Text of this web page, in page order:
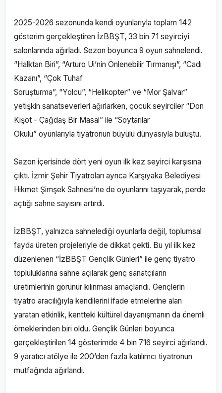
2025-2026 sezonunda kendi oyunlarıyla toplam 142
gösterim gerçekleştiren İzBBŞT, 33 bin 71 seyirciyi
salonlarında ağırladı. Sezon boyunca 9 oyun sahnelendi.
“Halktan Biri”, “Arturo Ui’nin Önlenebilir Tırmanışı”, “Cadı
Kazanı”, “Çok Tuhaf
Soruşturma”, “Yolcu”, “Helikopter” ve “Mor Şalvar”
yetişkin sanatseverleri ağırlarken, çocuk seyirciler “Don
Kişot - Çağdaş Bir Masal” ile “Soytarılar
Okulu” oyunlarıyla tiyatronun büyülü dünyasıyla buluştu.
Sezon içerisinde dört yeni oyun ilk kez seyirci karşısına
çıktı. İzmir Şehir Tiyatroları ayrıca Karşıyaka Belediyesi
Hikmet Şimşek Sahnesi’ne de oyunlarını taşıyarak, perde
açtığı sahne sayısını artırdı.
İzBBŞT, yalnızca sahnelediği oyunlarla değil, toplumsal
fayda üreten projeleriyle de dikkat çekti. Bu yıl ilk kez
düzenlenen “İzBBŞT Gençlik Günleri” ile genç tiyatro
topluluklarına sahne açılarak genç sanatçıların
üretimlerinin görünür kılınması amaçlandı. Gençlerin
tiyatro aracılığıyla kendilerini ifade etmelerine alan
yaratan etkinlik, kentteki kültürel dayanışmanın da önemli
örneklerinden biri oldu. Gençlik Günleri boyunca
gerçekleştirilen 14 gösterimde 4 bin 716 seyirci ağırlandı.
9 yaratıcı atölye ile 200’den fazla katılımcı tiyatronun
mutfağında ağırlandı.